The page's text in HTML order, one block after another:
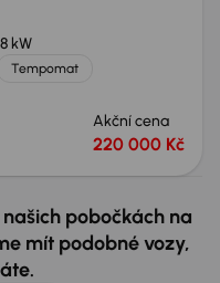
kW
Tempomat
Akční cena
220 000 Kč
pobočkách na
mít podobné vozy,